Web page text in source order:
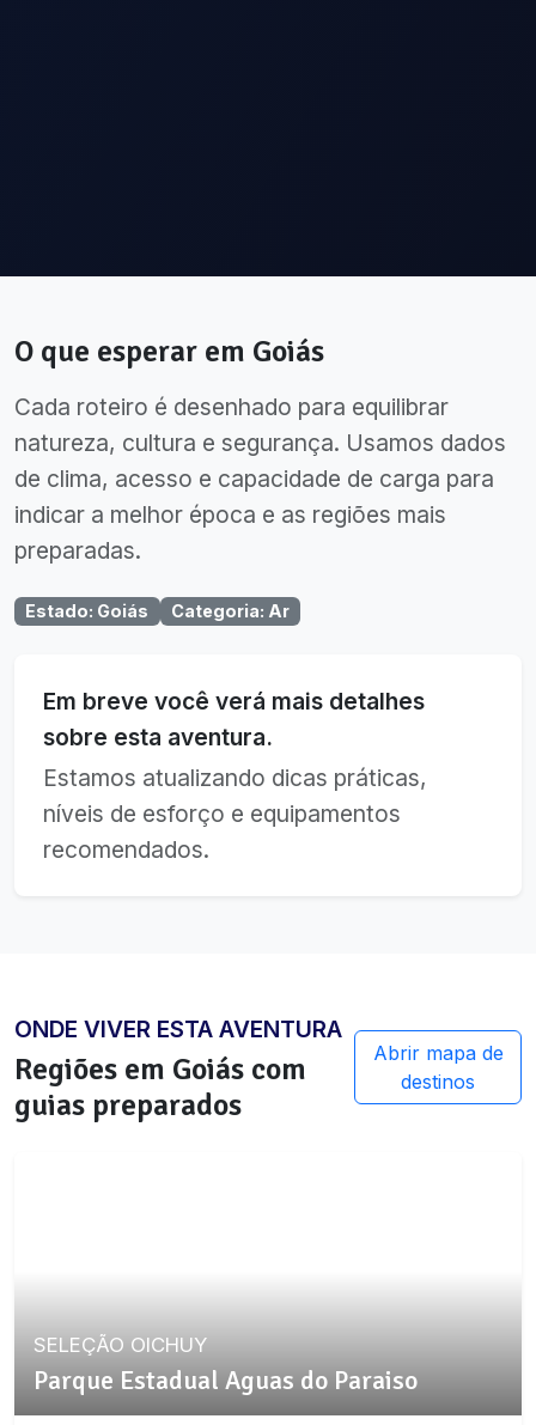
O que esperar em Goiás
Cada roteiro é desenhado para equilibrar
natureza, cultura e segurança. Usamos dados
de clima, acesso e capacidade de carga para
indicar a melhor época e as regiões mais
preparadas.
Estado: Goiás Categoria: Ar
Em breve você verá mais detalhes
sobre esta aventura.
Estamos atualizando dicas práticas,
níveis de esforço e equipamentos
recomendados.
ONDE VIVER ESTA AVENTURA
Regiões em Goiás com
guias preparados
Abrir mapa de
destinos
SELEÇÃO OICHUY
Parque Estadual Aguas do Paraiso